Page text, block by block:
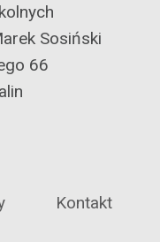
Sosiński
66
Kontakt